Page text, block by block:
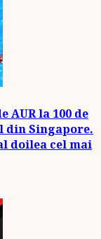
AUR la 100 de
din Singapore.
doilea cel mai